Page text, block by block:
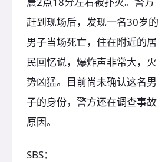
赶到现场后，发现一名30岁的
男子当场死亡，住在附近的居
民回忆说，爆炸声非常大，火
势凶猛。目前尚未确认这名男
子的身份，警方还在调查事故
原因。
SBS：